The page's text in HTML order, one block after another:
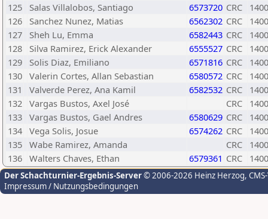
125
Salas Villalobos, Santiago 6573720 CRC
1400
126
Sanchez Nunez, Matias 6562302 CRC
1400
127
Sheh Lu, Emma 6582443 CRC
1400
128
Silva Ramirez, Erick Alexander 6555527 CRC
1400
129
Solis Diaz, Emiliano 6571816 CRC
1400
130 Valerin Cortes, Allan Sebastian 6580572 CRC
1400
131
Valverde Perez, Ana Kamil 6582532 CRC
1400
132 Vargas Bustos, Axel José CRC
1400
133 Vargas Bustos, Gael Andres 6580629 CRC
1400
134 Vega Solis, Josue 6574262 CRC
1400
135 Wabe Ramirez, Amanda CRC
1400
136 Walters Chaves, Ethan 6579361 CRC 1400
Der Schachturnier-Ergebnis-Server© 2006-2026 Heinz Herzog,
Impressum / Nutzungsbedingungen